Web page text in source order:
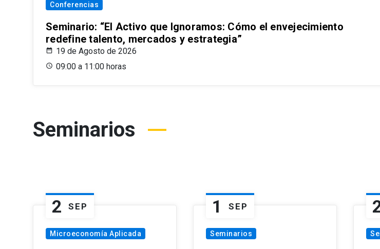
Conferencias
Seminario: “El Activo que Ignoramos: Cómo el envejecimiento
redefine talento, mercados y estrategia”
19 de Agosto de 2026
09:00 a 11:00 horas
Seminarios
2 SEP
Microeconomía Aplicada
1 SEP
Seminarios